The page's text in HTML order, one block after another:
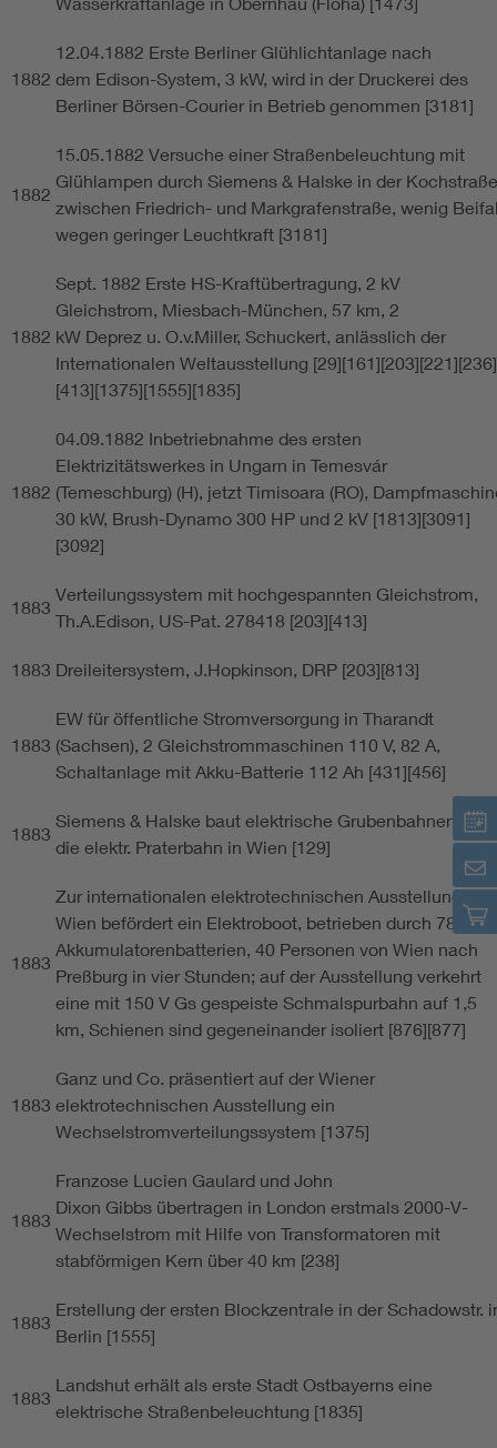
1882
12.04.1882 Erste Berliner Glühlichtanlage nach
dem Edison-System, 3 kW, wird in der Druckerei des
Berliner Börsen-Courier in Betrieb genommen [3181]
1882
15.05.1882 Versuche einer Straßenbeleuchtung mit
Glühlampen durch Siemens & Halske in der Kochstraße
zwischen Friedrich- und Markgrafenstraße, wenig
wegen geringer Leuchtkraft [3181]
1882
Sept. 1882 Erste HS-Kraftübertragung, 2 kV
Gleichstrom, Miesbach-München, 57 km, 2
kW Deprez u. O.v.Miller, Schuckert, anlässlich der
Internationalen Weltausstellung [29][161][203][221][236]
[413][1375][1555][1835]
1882
04.09.1882 Inbetriebnahme des ersten
Elektrizitätswerkes in Ungarn in Temesvár
(Temeschburg) (H), jetzt Timisoara (RO),
30 kW, Brush-Dynamo 300 HP und 2 kV [1813][3091]
[3092]
1883
Verteilungssystem mit hochgespannten Gleichstrom,
Th.A.Edison, US-Pat. 278418 [203][413]
1883 Dreileitersystem, J.Hopkinson, DRP [203][813]
1883
EW für öffentliche Stromversorgung in Tharandt
(Sachsen), 2 Gleichstrommaschinen 110 V, 82 A,
Schaltanlage mit Akku-Batterie 112 Ah [431][456]
1883
Siemens & Halske baut elektrische Grubenbahnen und
die elektr. Praterbahn in Wien [129]
1883
Zur internationalen elektrotechnischen Ausstellung in
Wien befördert ein Elektroboot, betrieben durch 78
Akkumulatorenbatterien, 40 Personen von Wien nach
Preßburg in vier Stunden; auf der Ausstellung verkehrt
eine mit 150 V Gs gespeiste Schmalspurbahn auf 1,5
km, Schienen sind gegeneinander isoliert [876][877]
1883
Ganz und Co. präsentiert auf der Wiener
elektrotechnischen Ausstellung ein
Wechselstromverteilungssystem [1375]
1883
Franzose Lucien Gaulard und John
Dixon Gibbs übertragen in London erstmals 2000-V-
Wechselstrom mit Hilfe von Transformatoren mit
stabförmigen Kern über 40 km [238]
1883
Erstellung der ersten Blockzentrale in der Schadowstr.
Berlin [1555]
1883
Landshut erhält als erste Stadt Ostbayerns eine
elektrische Straßenbeleuchtung [1835]